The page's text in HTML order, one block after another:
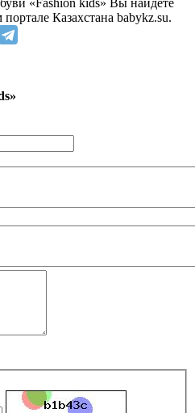
Казахстана babykz.su.